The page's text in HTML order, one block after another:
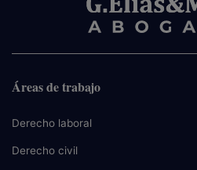
Áreas de trabajo
Derecho laboral
Derecho civil